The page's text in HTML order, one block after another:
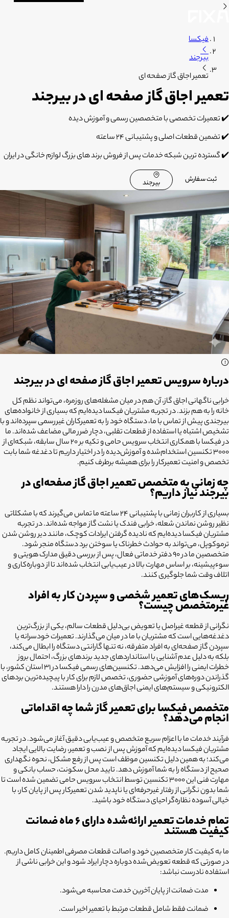
فیکسا
بیرجند
تعمیر اجاق گاز صفحه ای
تعمیر اجاق گاز صفحه ای در بیرجند
✔️ تعمیرات تخصصی با متخصصین رسمی و آموزش دیده
✔️ تضمین قطعات اصلی و پشتیبانی 24 ساعته
✔️ گسترده ترین شبکه خدمات پس از فروش برند های بزرگ لوازم خانگی در ایران
ثبت سفارش بیرجند
درباره سرویس تعمیر اجاق گاز صفحه ای در بیرجند
خرابی ناگهانی اجاق گاز، آن هم در میان مشغله‌های روزمره، می‌تواند نظم کل
خانه را به هم بزند. در تجربه مشتریان فیکسا دیده‌ایم که بسیاری از خانواده‌های
بیرجندی پیش از تماس با ما، دستگاه خود را به تعمیرکاران غیررسمی سپرده‌اند و با
تشخیص اشتباه یا استفاده از قطعات تقلبی، دچار ضرر مالی مضاعف شده‌اند. ما
در فیکسا با همکاری انتخاب سرویس حامی و تکیه بر ۲۰ سال سابقه، شبکه‌ای از
۳۰۰۰ تکنسین استخدام‌شده و آموزش‌دیده را در اختیار داریم تا دغدغه شما بابت
تخصص و امنیت تعمیرکار را برای همیشه برطرف کنیم.
چه زمانی به متخصص تعمیر اجاق گاز صفحه‌ای در
بیرجند نیاز داریم؟
بسیاری از کاربران زمانی با پشتیبانی ۲۴ ساعته ما تماس می‌گیرند که با مشکلاتی
نظیر روشن نماندن شعله، خرابی فندک یا نشت گاز مواجه شده‌اند. در تجربه
مشتریان فیکسا دیده‌ایم که نادیده گرفتن ایرادات کوچک، مانند دیر روشن شدن
ترموکوپل، می‌تواند به حوادث خطرناک یا سوختن برد دستگاه منجر شود.
متخصصین ما در ۹۰ دفتر خدماتی فعال، پس از بررسی دقیق مدارک هویتی و
سوءپیشینه، بر اساس مهارت بالا در عیب‌یابی انتخاب شده‌اند تا از دوباره‌کاری و
اتلاف وقت شما جلوگیری کنند.
ریسک‌های تعمیر شخصی و سپردن کار به افراد
غیرمتخصص چیست؟
نگرانی از قطعه غیراصل یا تعویض بی‌دلیل قطعات سالم، یکی از بزرگ‌ترین
دغدغه‌هایی است که مشتریان با ما در میان می‌گذارند. تعمیرات خودسرانه یا
سپردن گاز صفحه‌ای به افراد متفرقه، نه تنها گارانتی دستگاه را ابطال می‌کند،
بلکه به دلیل عدم آشنایی با استانداردهای جدید برندهای بزرگ، احتمال بروز
خطرات ایمنی را افزایش می‌دهد. تکنسین‌های رسمی فیکسا در ۳۱ استان کشور، با
گذراندن دوره‌های آموزشی حضوری، تخصص لازم برای کار با پیچیده‌ترین بردهای
الکترونیکی و سیستم‌های ایمنی اجاق‌های مدرن را دارا هستند.
متخصص فیکسا برای تعمیر گاز شما چه اقداماتی
انجام می‌دهد؟
فرآیند خدمات ما با اعزام سریع متخصص و عیب‌یابی دقیق آغاز می‌شود. در تجربه
مشتریان فیکسا دیده‌ایم که آموزش پس از نصب و تعمیر، رضایت بالایی ایجاد
می‌کند؛ به همین دلیل تکنسین موظف است پس از رفع مشکل، نحوه نگهداری
صحیح از دستگاه را به شما آموزش دهد. تایید محل سکونت، حساب بانکی و
مهارت فنی این ۳۰۰۰ تکنسین توسط انتخاب سرویس حامی تضمین شده است تا
شما بدون نگرانی از رفتار غیرحرفه‌ای یا ناپدید شدن تعمیرکار پس از پایان کار، با
خیالی آسوده نظاره‌گر احیای دستگاه خود باشید.
تمام خدمات تعمیر ارائه‌شده دارای ۶ ماه ضمانت
کیفیت هستند
ما به کیفیت کار متخصصین خود و اصالت قطعات مصرفی اطمینان کامل داریم.
در صورتی که قطعه تعویض‌شده دوباره دچار ایراد شود و این خرابی ناشی از
استفاده نادرست نباشد:
مدت ضمانت از پایان آخرین خدمت محاسبه می‌شود.
ضمانت فقط شامل قطعات مرتبط با تعمیر اخیر است.